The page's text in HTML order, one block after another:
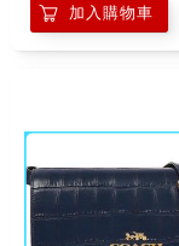
加入購物車